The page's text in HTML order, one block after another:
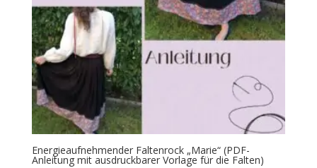
Energieaufnehmender Faltenrock „Marie“ (PDF-
Anleitung mit ausdruckbarer Vorlage für die Falten)